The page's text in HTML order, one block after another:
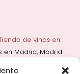
de vinos en
en Madrid, Madrid